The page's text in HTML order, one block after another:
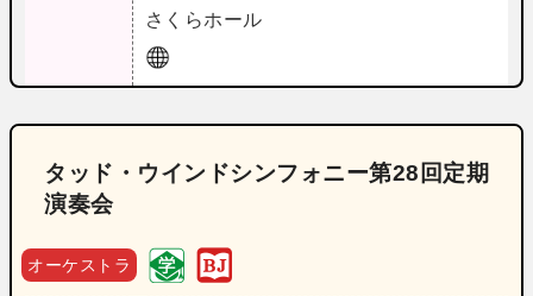
さくらホール
タッド・ウインドシンフォニー第28回定期
演奏会
オーケストラ